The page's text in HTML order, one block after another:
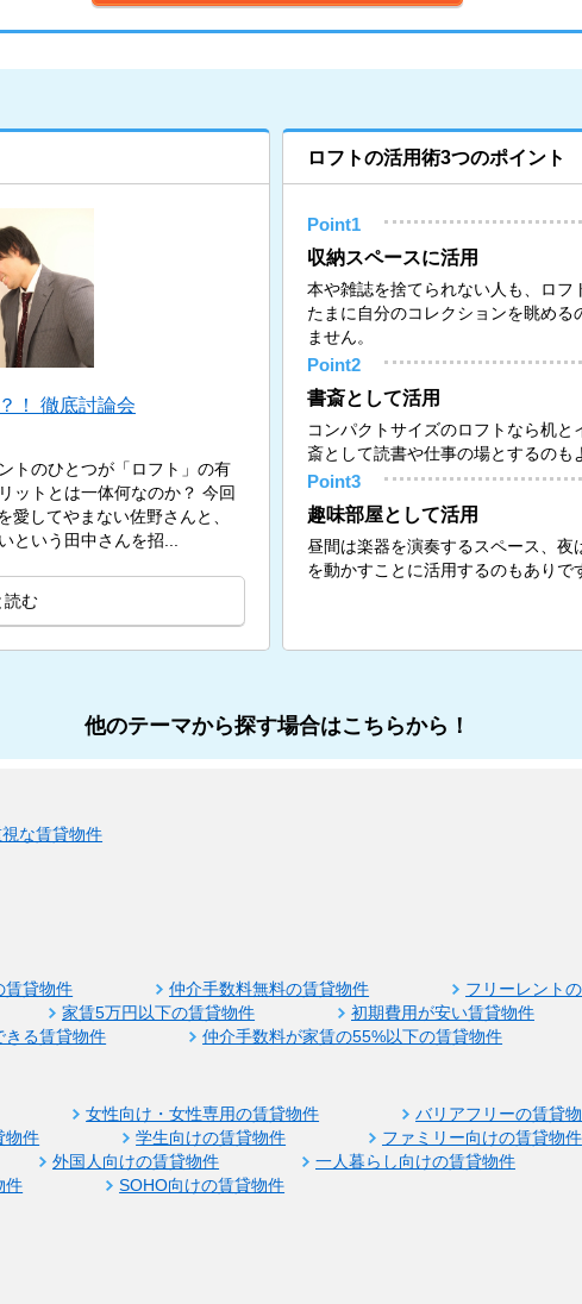
！ 徹底討論会
トのひとつが「ロフト」の有
ットとは一体何なのか？ 今回
愛してやまない佐野さんと、
という田中さんを招...
読む
ロフトの活用術3つのポイント
Point1
収納スペースに活用
本や雑誌を捨てられない人も、ロフ
たまに自分のコレクションを眺め
ません。
Point2
書斎として活用
コンパクトサイズのロフトなら机
斎として読書や仕事の場とするのも
Point3
趣味部屋として活用
昼間は楽器を演奏するスペース、
を動かすことに活用するのもありで
他のテーマから探す場合はこちらから！
な賃貸物件
賃貸物件 仲介手数料無料の賃貸物件
フリーレント
家賃5万円以下の賃貸物件 初期費用が安い賃貸物件
きる賃貸物件
仲介手数料が家賃の55%以下の賃貸物件
女性向け・女性専用の賃貸物件
バリアフリーの賃貸
物件
学生向けの賃貸物件 ファミリー向けの賃貸物件
外国人向けの賃貸物件
一人暮らし向けの賃貸物件
件
SOHO向けの賃貸物件